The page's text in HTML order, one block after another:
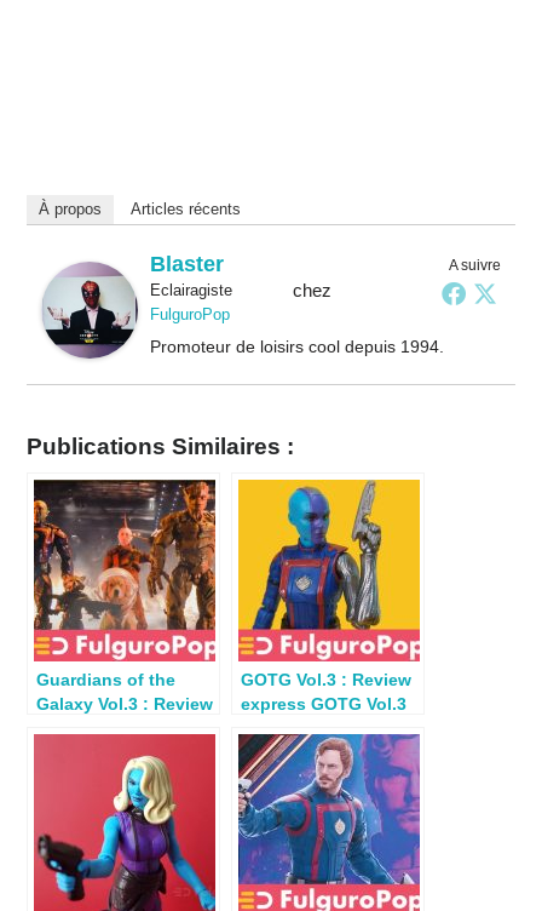
À propos Articles récents
A suivre
Blaster
Eclairagistechez
FulguroPop
Promoteur de loisirs cool depuis 1994.
Publications Similaires :
Guardians of the
Galaxy Vol.3 : Review
Legends par Seb
GOTG Vol.3 : Review
express GOTG Vol.3